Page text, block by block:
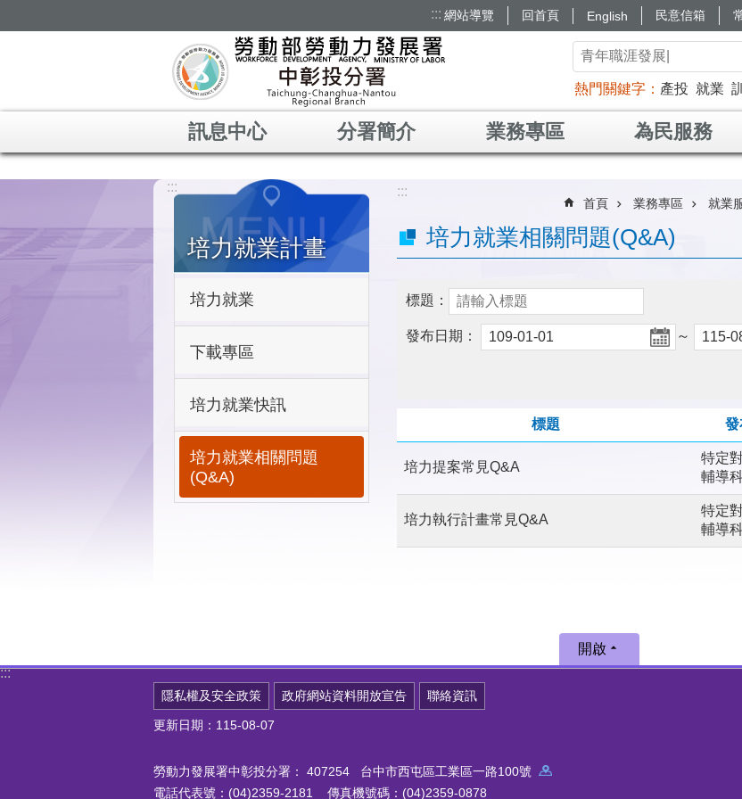
::: 網站導覽 回首頁 English 民意信箱
熱門關鍵字 產投 就業
訊息中心 分署簡介 業務專區 為民服務
:::
培力就業計畫
培力就業
下載專區
培力就業快訊
培力就業相關問題
(Q&A)
:::
首頁 業務專區 就業
培力就業相關問題(Q&A)
標題：
發布日期： ～
標題 發
培力提案常見Q&A
特定
輔導
培力執行計畫常見Q&A
特定
輔導
:::
開啟
隱私權及安全政策 政府網站資料開放宣告 聯絡資訊
更新日期：115-08-07
勞動力發展署中彰投分署： 407254 台中市西屯區工業區一路100號
電話代表號：(04)2359-2181 傳真機號碼：(04)2359-0878